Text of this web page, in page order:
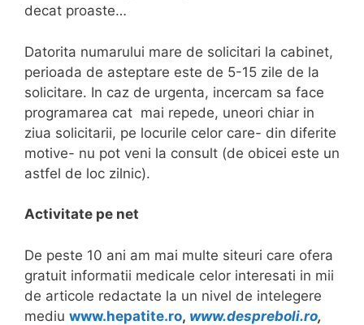
decat proaste…
Datorita numarului mare de solicitari la cabinet,
perioada de asteptare este de 5-15 zile de la
solicitare. In caz de urgenta, incercam sa face
programarea cat mai repede, uneori chiar in
ziua solicitarii, pe locurile celor care- din diferite
motive- nu pot veni la consult (de obicei este un
astfel de loc zilnic).
Activitate pe net
De peste 10 ani am mai multe siteuri care ofera
gratuit informatii medicale celor interesati in mii
de articole redactate la un nivel de intelegere
mediu www.hepatite.ro, www.despreboli.ro,